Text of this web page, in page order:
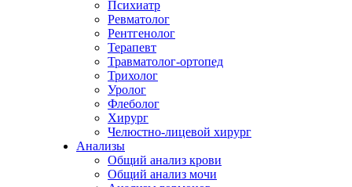
Психиатр
Ревматолог
Рентгенолог
Терапевт
Травматолог-ортопед
Трихолог
Уролог
Флеболог
Хирург
Челюстно-лицевой хирург
Анализы
Общий анализ крови
Общий анализ мочи